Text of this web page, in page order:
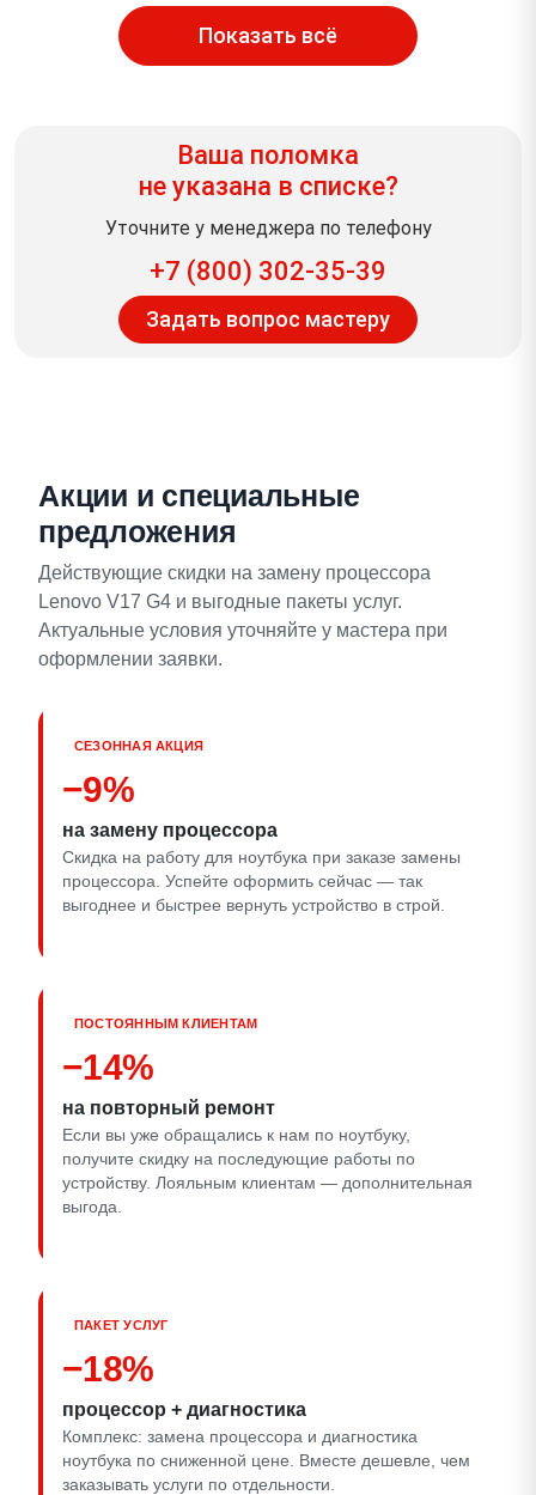
Показать всё
Ваша поломка
не указана в списке?
Уточните у менеджера по телефону
+7 (800) 302-35-39
Задать вопрос мастеру
Акции и специальные
предложения
Действующие скидки на замену процессора
Lenovo V17 G4 и выгодные пакеты услуг.
Актуальные условия уточняйте у мастера при
оформлении заявки.
СЕЗОННАЯ АКЦИЯ
−9%
на замену процессора
Скидка на работу для ноутбука при заказе замены
процессора. Успейте оформить сейчас — так
выгоднее и быстрее вернуть устройство в строй.
ПОСТОЯННЫМ КЛИЕНТАМ
−14%
на повторный ремонт
Если вы уже обращались к нам по ноутбуку,
получите скидку на последующие работы по
устройству. Лояльным клиентам — дополнительная
выгода.
ПАКЕТ УСЛУГ
−18%
процессор + диагностика
Комплекс: замена процессора и диагностика
ноутбука по сниженной цене. Вместе дешевле, чем
заказывать услуги по отдельности.